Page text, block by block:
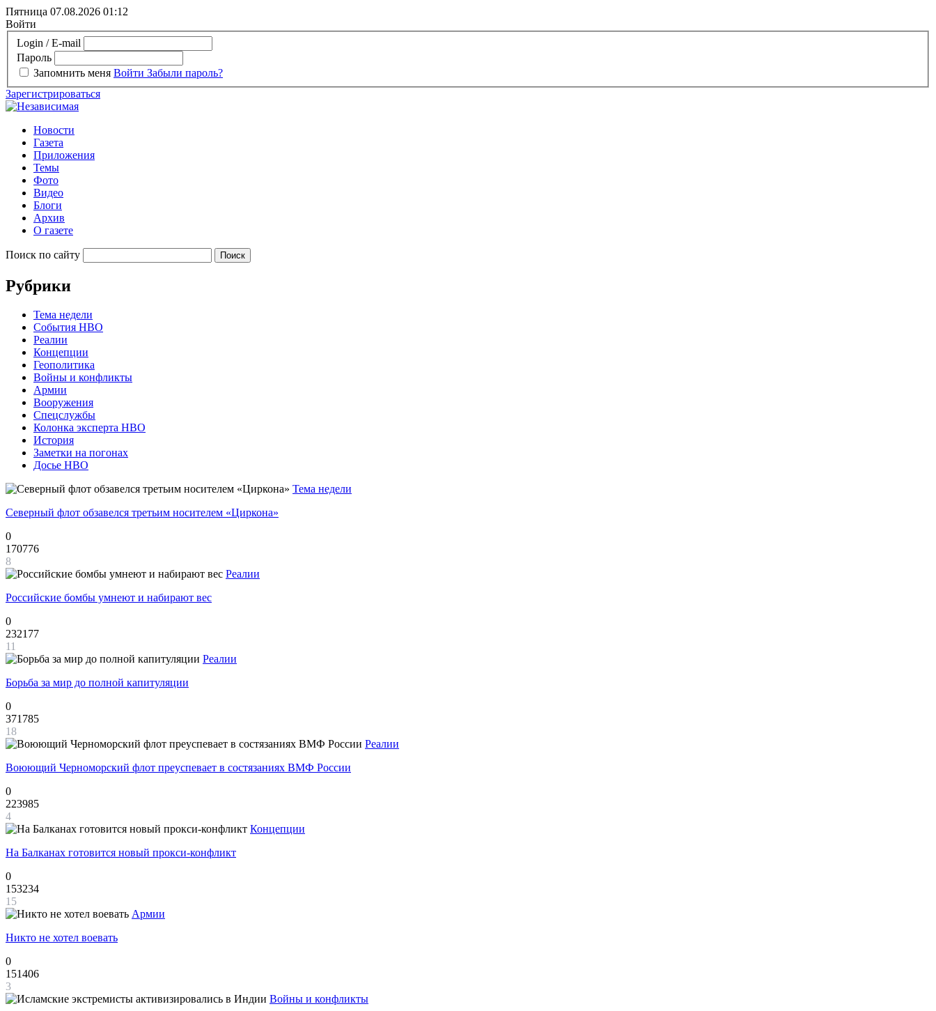
Пятница 07.08.2026 01:12
Войти
Login / E-mail
Пароль
Запомнить меня Войти Забыли пароль?
Зарегистрироваться
Новости
Газета
Приложения
Темы
Фото
Видео
Блоги
Архив
О газете
Поиск по сайту
Рубрики
Тема недели
События НВО
Реалии
Концепции
Геополитика
Войны и конфликты
Армии
Вооружения
Спецслужбы
Колонка эксперта НВО
История
Заметки на погонах
Досье НВО
Тема недели
Северный флот обзавелся третьим носителем «Циркона»
0
170776
8
Реалии
Российские бомбы умнеют и набирают вес
0
232177
11
Реалии
Борьба за мир до полной капитуляции
0
371785
18
Реалии
Воюющий Черноморский флот преуспевает в состязаниях ВМФ России
0
223985
4
Концепции
На Балканах готовится новый прокси-конфликт
0
153234
15
Армии
Никто не хотел воевать
0
151406
3
Войны и конфликты